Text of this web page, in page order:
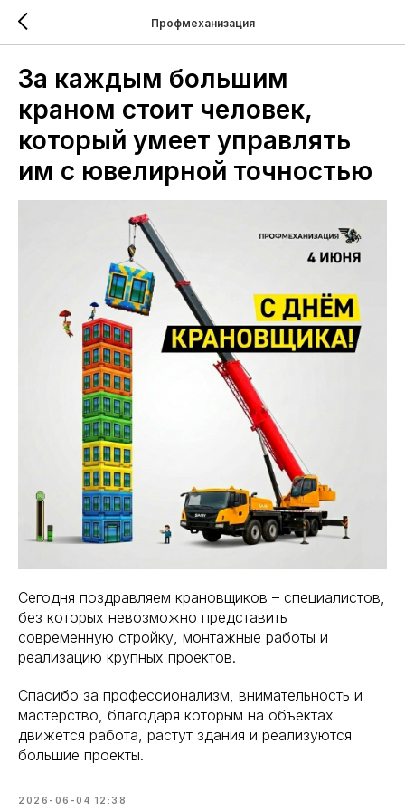
Профмеханизация
За каждым большим
краном стоит человек,
который умеет управлять
им с ювелирной точностью
Сегодня поздравляем крановщиков – специалистов,
без которых невозможно представить
современную стройку, монтажные работы и
реализацию крупных проектов.
Спасибо за профессионализм, внимательность и
мастерство, благодаря которым на объектах
движется работа, растут здания и реализуются
большие проекты.
2026-06-04 12:38